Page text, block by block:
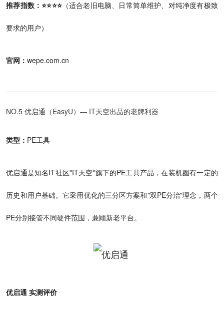
推荐指数：⭐⭐⭐⭐（适合老旧电脑、日常简单维护、对纯净度有极致
要求的用户）
官网：wepe.com.cn
NO.5 优启通（EasyU）— IT天空出品的老牌利器
类型： PE工具
优启通是知名IT社区"IT天空"旗下的PE工具产品，在装机圈有一定的
历史和用户基础。它采用优化的三分区方案和"双PE分治"理念，两个
PE分别接管不同硬件范围，兼顾新老平台。
优启通 实测评价